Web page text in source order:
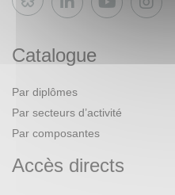
Bluesky
Catalogue
Par diplômes
Par secteurs d’activité
Par composantes
Accès directs